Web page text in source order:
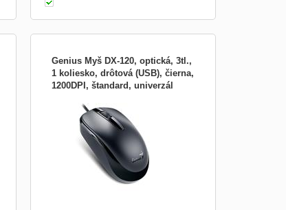
Genius Myš DX-120, optická, 3tl.,
1 koliesko, drôtová (USB), čierna,
1200DPI, štandard, univerzál
optického senzoru myši je 1200 DPI. Myš
váži 85 g a vybavená 1,5 m káblom
zakončeným USB portom pre pripojenie k
počítaču. Farba: čierna Hmotnosť (g): 85
Rozmery: 105 x 60 x 37 mm Bluetooth: nie
Modelové číslo...